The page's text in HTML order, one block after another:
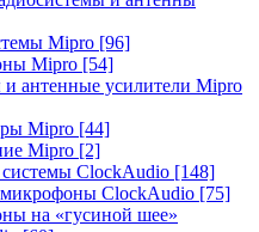
Mipro [96]
Mipro [54]
антенные усилители Mipro
Mipro [44]
Mipro [2]
ClockAudio [148]
ClockAudio [75]
на «гусиной шее»